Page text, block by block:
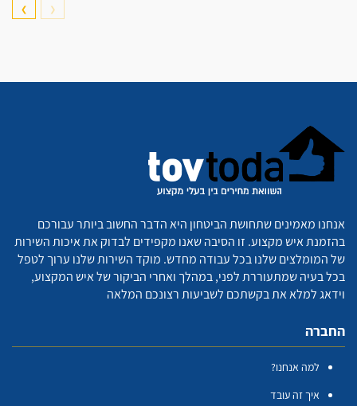
❮
❯
אנחנו מאמינים שתחושת הביטחון היא הדבר החשוב ביותר עבורכם
בהזמנת איש מקצוע. זו הסיבה שאנו מקפידים לבדוק את איכות השירות
של המומלצים שלנו בכל עבודה מחדש. מוקד השירות שלנו ערוך לטפל
בכל בעיה שמתעוררת לפני, במהלך ואחרי הביקור של איש המקצוע,
וידאג למלא את בקשתכם לשביעות רצונכם המלאה
החברה
למה אנחנו?
איך זה עובד